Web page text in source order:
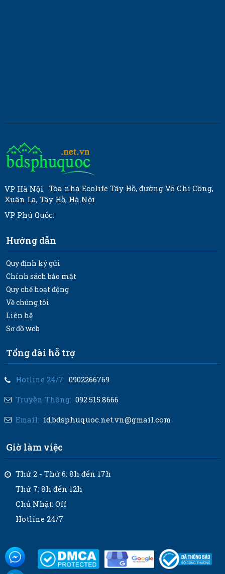
VP Hà Nội: Tòa nhà Ecolife Tây Hồ, đường Võ Chí Công,
Xuân La, Tây Hồ, Hà Nội
VP Phú Quốc:
Hướng dẫn
Quy định ký gửi
Chính sách bảo mật
Quy chế hoạt động
Về chúng tôi
Liên hệ
Sơ đồ web
Tổng đài hỗ trợ
Hotline 24/7: 0902266769
Truyền Thông: 092.515.8666
Email: id.bdsphuquoc.net.vn@gmail.com
Giờ làm việc
Thứ 2 - Thứ 6: 8h đến 17h
Thứ 7: 8h đến 12h
Chủ Nhật: Off
Hotline 24/7